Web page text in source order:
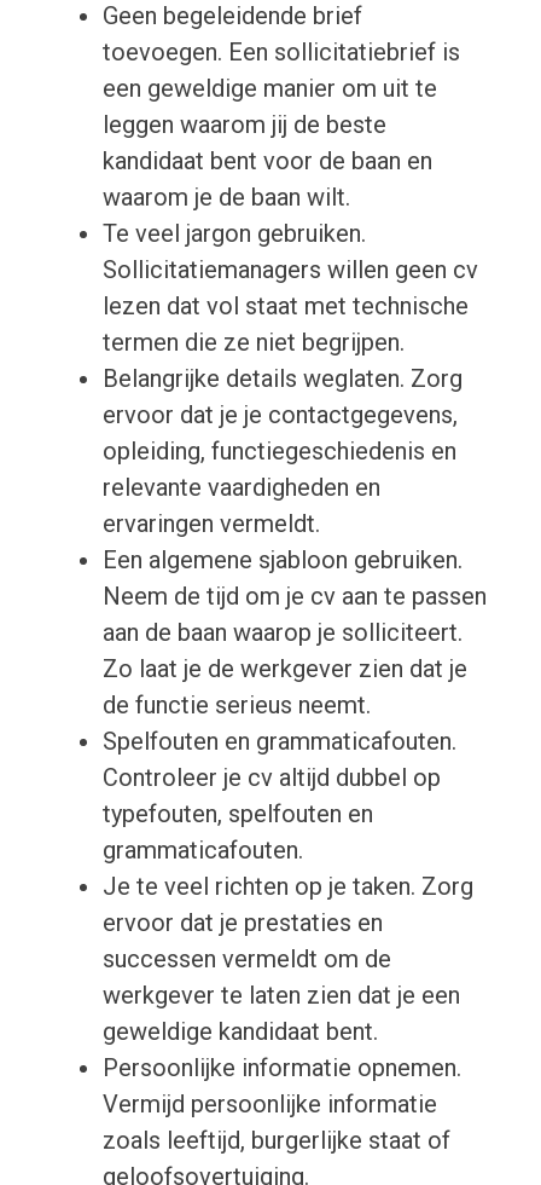
Geen begeleidende brief
toevoegen. Een sollicitatiebrief is
een geweldige manier om uit te
leggen waarom jij de beste
kandidaat bent voor de baan en
waarom je de baan wilt.
Te veel jargon gebruiken.
Sollicitatiemanagers willen geen cv
lezen dat vol staat met technische
termen die ze niet begrijpen.
Belangrijke details weglaten. Zorg
ervoor dat je je contactgegevens,
opleiding, functiegeschiedenis en
relevante vaardigheden en
ervaringen vermeldt.
Een algemene sjabloon gebruiken.
Neem de tijd om je cv aan te passen
aan de baan waarop je solliciteert.
Zo laat je de werkgever zien dat je
de functie serieus neemt.
Spelfouten en grammaticafouten.
Controleer je cv altijd dubbel op
typefouten, spelfouten en
grammaticafouten.
Je te veel richten op je taken. Zorg
ervoor dat je prestaties en
successen vermeldt om de
werkgever te laten zien dat je een
geweldige kandidaat bent.
Persoonlijke informatie opnemen.
Vermijd persoonlijke informatie
zoals leeftijd, burgerlijke staat of
geloofsovertuiging.